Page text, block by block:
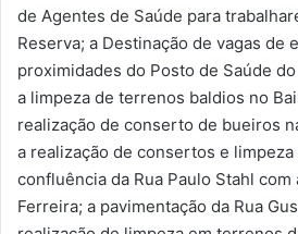
de Agentes de Saúde para
Reserva; a Destinação de vagas de
proximidades do Posto de Saúde
a limpeza de terrenos baldios no
realização de conserto de bueiros
a realização de consertos e
confluência da Rua Paulo Stahl
Ferreira; a pavimentação da Rua